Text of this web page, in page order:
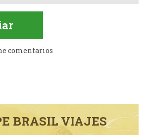
comentarios
BRASIL VIAJES